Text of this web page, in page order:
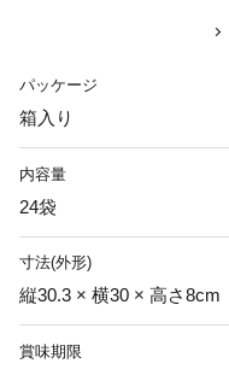
パッケージ
箱入り
内容量
24袋
寸法(外形)
縦30.3 × 横30 × 高さ8cm
賞味期限